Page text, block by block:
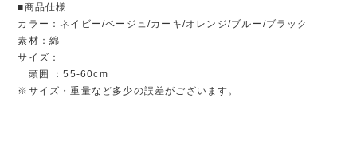
■商品仕様
カラー：ネイビー/ベージュ/カーキ/オレンジ/ブルー/ブラック
素材：綿
サイズ：
頭囲 ：55-60cm
※サイズ・重量など多少の誤差がございます。